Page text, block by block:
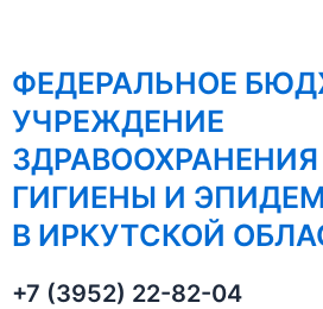
содержимому
ФЕДЕРАЛЬНОЕ
УЧРЕЖДЕНИЕ
ГИГИЕНЫ И
В ИРКУТСКОЙ
+7 (3952) 22-82-04